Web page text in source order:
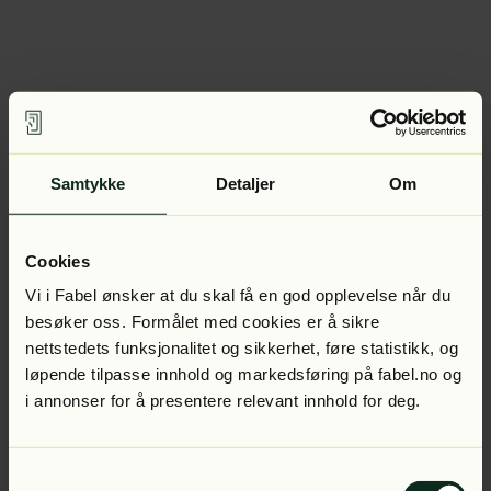
Samtykke Detaljer Om
Cookies
Vi i Fabel ønsker at du skal få en god opplevelse når du
besøker oss. Formålet med cookies er å sikre
nettstedets funksjonalitet og sikkerhet, føre statistikk, og
løpende tilpasse innhold og markedsføring på fabel.no og
i annonser for å presentere relevant innhold for deg.